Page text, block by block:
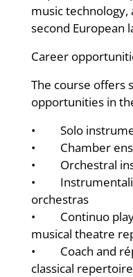
music technology,
second European
Career
The course offers
opportunities in
• Solo
• Chamber
• Orchestral
•
orchestras
• Continuo
musical theatre
• Coach and
classical repertoire